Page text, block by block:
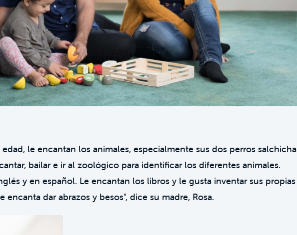
le encantan los animales, especialmente sus dos perros salchicha
bailar e ir al zoológico para identificar los diferentes animales.
y en español. Le encantan los libros y le gusta inventar sus propias
encanta dar abrazos y besos", dice su madre, Rosa.